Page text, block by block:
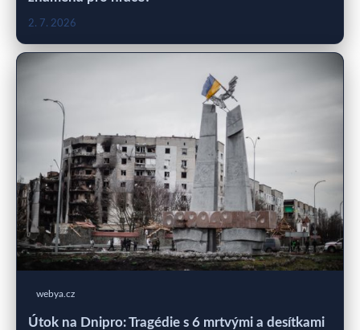
2. 7. 2026
webya.cz
Útok na Dnipro: Tragédie s 6 mrtvými a desítkami